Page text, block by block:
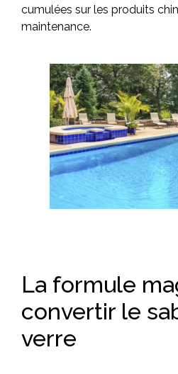
cumulées sur les produits
maintenance.
La formule
convertir le
verre